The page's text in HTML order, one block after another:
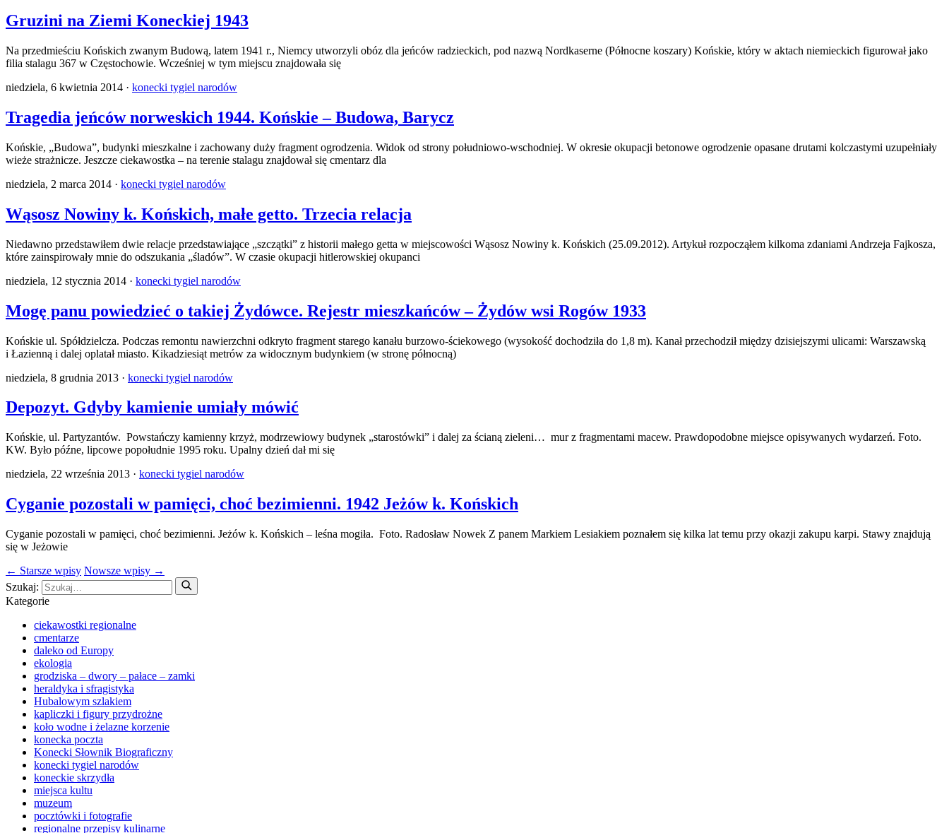
Gruzini na Ziemi Koneckiej 1943
Na przedmieściu Końskich zwanym Budową, latem 1941 r., Niemcy utworzyli obóz dla jeńców radzieckich, pod nazwą Nordkaserne (Północne koszary) Końskie, który w aktach niemieckich figurował jako
filia stalagu 367 w Częstochowie. Wcześniej w tym miejscu znajdowała się
niedziela, 6 kwietnia 2014 · konecki tygiel narodów
Tragedia jeńców norweskich 1944. Końskie – Budowa, Barycz
Końskie, „Budowa”, budynki mieszkalne i zachowany duży fragment ogrodzenia. Widok od strony południowo-wschodniej. W okresie okupacji betonowe ogrodzenie opasane drutami kolczastymi uzupełniały
wieże strażnicze. Jeszcze ciekawostka – na terenie stalagu znajdował się cmentarz dla
niedziela, 2 marca 2014 · konecki tygiel narodów
Wąsosz Nowiny k. Końskich, małe getto. Trzecia relacja
Niedawno przedstawiłem dwie relacje przedstawiające „szczątki” z historii małego getta w miejscowości Wąsosz Nowiny k. Końskich (25.09.2012). Artykuł rozpocząłem kilkoma zdaniami Andrzeja Fajkosza,
które zainspirowały mnie do odszukania „śladów”. W czasie okupacji hitlerowskiej okupanci
niedziela, 12 stycznia 2014 · konecki tygiel narodów
Mogę panu powiedzieć o takiej Żydówce. Rejestr mieszkańców – Żydów wsi Rogów 1933
Końskie ul. Spółdzielcza. Podczas remontu nawierzchni odkryto fragment starego kanału burzowo-ściekowego (wysokość dochodziła do 1,8 m). Kanał przechodził między dzisiejszymi ulicami: Warszawską
i Łazienną i dalej oplatał miasto. Kikadziesiąt metrów za widocznym budynkiem (w stronę północną)
niedziela, 8 grudnia 2013 · konecki tygiel narodów
Depozyt. Gdyby kamienie umiały mówić
Końskie, ul. Partyzantów. Powstańczy kamienny krzyż, modrzewiowy budynek „starostówki” i dalej za ścianą zieleni… mur z fragmentami macew. Prawdopodobne miejsce opisywanych wydarzeń. Foto.
KW. Było późne, lipcowe popołudnie 1995 roku. Upalny dzień dał mi się
niedziela, 22 września 2013 · konecki tygiel narodów
Cyganie pozostali w pamięci, choć bezimienni. 1942 Jeżów k. Końskich
Cyganie pozostali w pamięci, choć bezimienni. Jeżów k. Końskich – leśna mogiła. Foto. Radosław Nowek Z panem Markiem Lesiakiem poznałem się kilka lat temu przy okazji zakupu karpi. Stawy znajdują
się w Jeżowie
← Starsze wpisy Nowsze wpisy →
Szukaj:
Kategorie
ciekawostki regionalne
cmentarze
daleko od Europy
ekologia
grodziska – dwory – pałace – zamki
heraldyka i sfragistyka
Hubalowym szlakiem
kapliczki i figury przydrożne
koło wodne i żelazne korzenie
konecka poczta
Konecki Słownik Biograficzny
konecki tygiel narodów
koneckie skrzydła
miejsca kultu
muzeum
pocztówki i fotografie
regionalne przepisy kulinarne